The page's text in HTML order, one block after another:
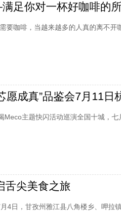
足你对一杯好咖啡的
要咖啡，当越来越多的人真的离不开
愿成真”品鉴会7月11日
Meco主题快闪活动巡演全国十城，七
舌尖美食之旅
4日，甘孜州雅江县八角楼乡、呷拉